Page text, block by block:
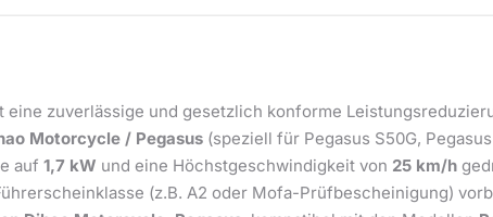
zuverlässige und gesetzlich konforme
Motorcycle / Pegasus (speziell für Pegasus S50G,
auf 1,7 kW und eine Höchstgeschwindigkeit von 25 km/h
(z.B. A2 oder Mofa-Prüfbescheinigung)